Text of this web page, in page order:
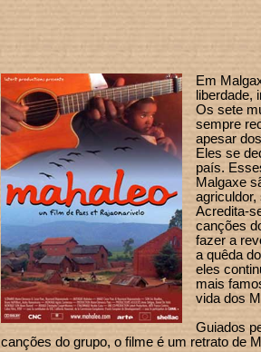
Em
liberdade,
Os sete
sempre
apesar
Eles se
país.
Malgaxe
agriculdor,
Acredita-
canções
fazer a
a quêda
eles
mais
vida dos
Guiados
canções do grupo, o filme é um retrato de